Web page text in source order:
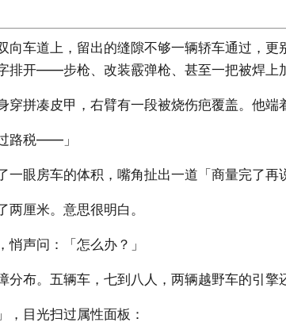
向车道上，留出的缝隙不够一辆轿车通过，
排开——步枪、改装霰弹枪、甚至一把被焊
穿拼凑皮甲，右臂有一段被烧伤疤覆盖。他端
路税——」
一眼房车的体积，嘴角扯出一道「商量完了
厘米。意思很明白。
声问：「怎么办？」
分布。五辆车，七到八人，两辆越野车的引
，目光扫过属性面板：